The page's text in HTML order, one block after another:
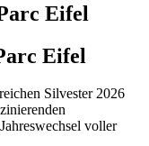
Eifel
Eifel
Silvester 2026
voller